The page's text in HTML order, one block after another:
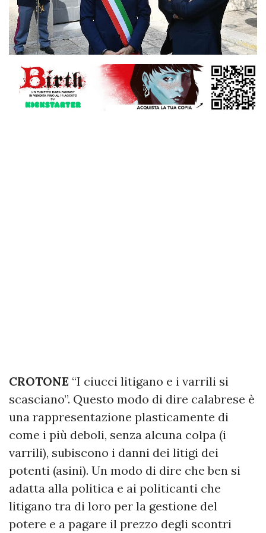
CROTONE “I ciucci litigano e i varrili si
scasciano”. Questo modo di dire calabrese è
una rappresentazione plasticamente di
come i più deboli, senza alcuna colpa (i
varrili), subiscono i danni dei litigi dei
potenti (asini). Un modo di dire che ben si
adatta alla politica e ai politicanti che
litigano tra di loro per la gestione del
potere e a pagare il prezzo degli scontri